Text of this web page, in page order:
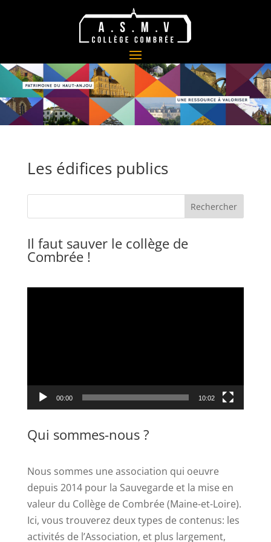
Les édifices publics
Il faut sauver le collège de
Combrée !
00:00 10:02
Qui sommes-nous ?
Nous sommes une association qui oeuvre
depuis 2014 pour la Sauvegarde et la mise en
valeur du Collège de Combrée (Maine-et-Loire).
Ici, vous trouverez deux types de contenus: les
activités de l’Association, et plus largement,